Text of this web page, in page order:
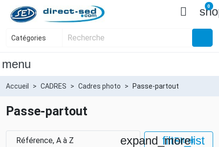
 0
menu
Accueil CADRES Cadres photo Passe-partout
Passe-partout
Référence, A à Z expand_more
filter_list
Filtrer